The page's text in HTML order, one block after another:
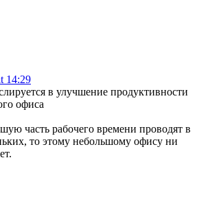
14:29
в улучшение продуктивности
офиса
часть рабочего времени проводят в
то этому небольшому офису ни